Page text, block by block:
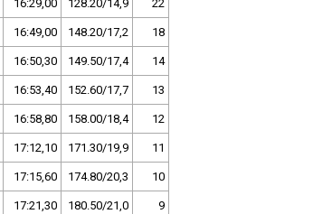
16:29,00 128.20/14,9 22
16:49,00 148.20/17,2 18
16:50,30 149.50/17,4 14
16:53,40 152.60/17,7 13
16:58,80 158.00/18,4 12
17:12,10 171.30/19,9 11
17:15,60 174.80/20,3 10
17:21,30 180.50/21,0 9